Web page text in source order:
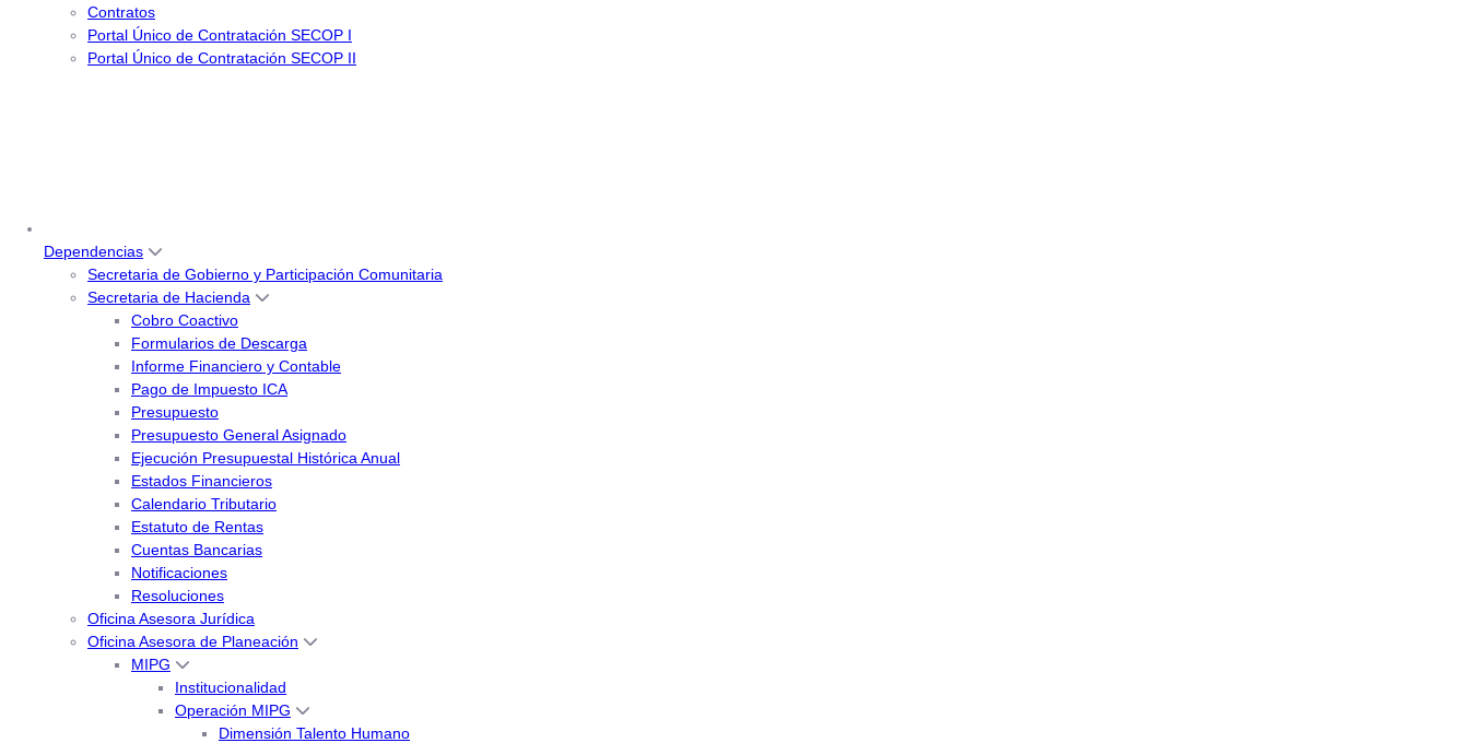
Contratos
Portal Único de Contratación SECOP I
Portal Único de Contratación SECOP II
Dependencias
Secretaria de Gobierno y Participación Comunitaria
Secretaria de Hacienda
Cobro Coactivo
Formularios de Descarga
Informe Financiero y Contable
Pago de Impuesto ICA
Presupuesto
Presupuesto General Asignado
Ejecución Presupuestal Histórica Anual
Estados Financieros
Calendario Tributario
Estatuto de Rentas
Cuentas Bancarias
Notificaciones
Resoluciones
Oficina Asesora Jurídica
Oficina Asesora de Planeación
MIPG
Institucionalidad
Operación MIPG
Dimensión Talento Humano